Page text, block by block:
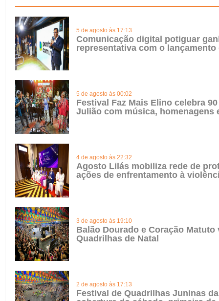
5 de agosto às 17:13
Comunicação digital potiguar
representativa com o lançamento
5 de agosto às 00:02
Festival Faz Mais Elino celebra
Julião com música, homenagens
4 de agosto às 22:32
Agosto Lilás mobiliza rede de
ações de enfrentamento à
3 de agosto às 19:10
Balão Dourado e Coração Matuto
Quadrilhas de Natal
2 de agosto às 17:13
Festival de Quadrilhas Juninas